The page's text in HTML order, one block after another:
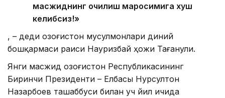
масжиднинг очилиш маросимига хуш
келибсиз!»
, – деди Қозоғистон мусулмонлари диний
бошқармаси раиси Науризбай ҳожи Тағанули.
Янги масжид Қозоғистон Республикасининг
Биринчи Президенти – Елбасы Нурсултон
Назарбоев ташаббуси билан уч йил ичида